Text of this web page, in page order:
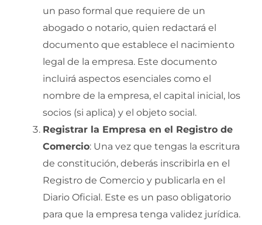
un paso formal que requiere de un
abogado o notario, quien redactará el
documento que establece el nacimiento
legal de la empresa. Este documento
incluirá aspectos esenciales como el
nombre de la empresa, el capital inicial, los
socios (si aplica) y el objeto social.
Registrar la Empresa en el Registro de
Comercio: Una vez que tengas la escritura
de constitución, deberás inscribirla en el
Registro de Comercio y publicarla en el
Diario Oficial. Este es un paso obligatorio
para que la empresa tenga validez jurídica.